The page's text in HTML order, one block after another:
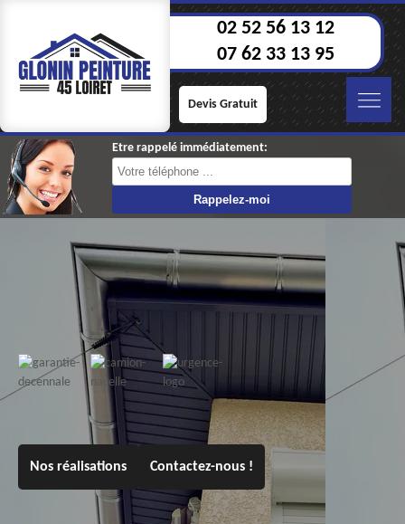
02 52 56 13 12
07 62 33 13 95
Devis Gratuit
Etre rappelé immédiatement:
Nos réalisations Contactez-nous !